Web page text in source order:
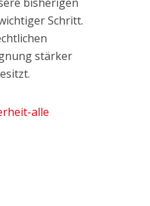
Schritt.
stärker
alle